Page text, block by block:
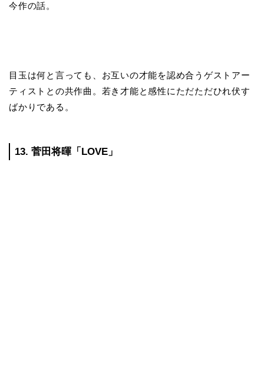
今作の話。
目玉は何と言っても、お互いの才能を認め合うゲストアー
ティストとの共作曲。若き才能と感性にただただひれ伏す
ばかりである。
13. 菅田将暉「LOVE」